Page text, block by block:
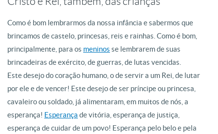
Como é bom lembrarmos da nossa infância e sabermos que
brincamos de castelo, princesas, reis e rainhas. Como é bom,
principalmente, para os meninos se lembrarem de suas
brincadeiras de exército, de guerras, de lutas vencidas.
Este desejo do coração humano, o de servir a um Rei, de lutar
por ele e de vencer! Este desejo de ser príncipe ou princesa,
cavaleiro ou soldado, já alimentaram, em muitos de nós, a
esperança! Esperança de vitória, esperança de justiça,
esperança de cuidar de um povo! Esperança pelo belo e pela